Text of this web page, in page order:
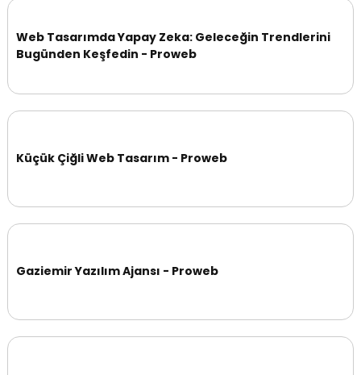
Web Tasarımda Yapay Zeka: Geleceğin Trendlerini
Bugünden Keşfedin - Proweb
Küçük Çiğli Web Tasarım - Proweb
Gaziemir Yazılım Ajansı - Proweb